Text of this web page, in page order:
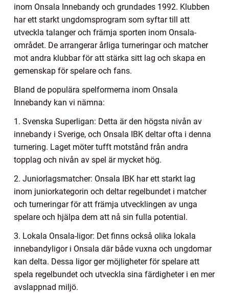
inom Onsala Innebandy och grundades 1992. Klubben
har ett starkt ungdomsprogram som syftar till att
utveckla talanger och främja sporten inom Onsala-
området. De arrangerar årliga turneringar och matcher
mot andra klubbar för att stärka sitt lag och skapa en
gemenskap för spelare och fans.
Bland de populära spelformerna inom Onsala
Innebandy kan vi nämna:
1. Svenska Superligan: Detta är den högsta nivån av
innebandy i Sverige, och Onsala IBK deltar ofta i denna
turnering. Laget möter tufft motstånd från andra
topplag och nivån av spel är mycket hög.
2. Juniorlagsmatcher: Onsala IBK har ett starkt lag
inom juniorkategorin och deltar regelbundet i matcher
och turneringar för att främja utvecklingen av unga
spelare och hjälpa dem att nå sin fulla potential.
3. Lokala Onsala-ligor: Det finns också olika lokala
innebandyligor i Onsala där både vuxna och ungdomar
kan delta. Dessa ligor ger möjligheter för spelare att
spela regelbundet och utveckla sina färdigheter i en mer
avslappnad miljö.